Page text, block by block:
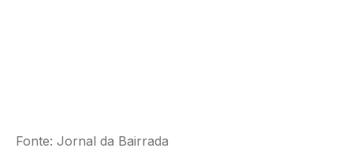
Fonte: Jornal da Bairrada